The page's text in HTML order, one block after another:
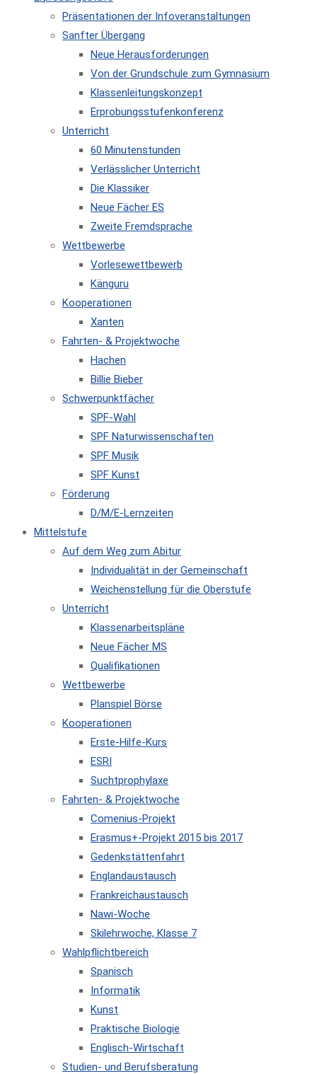
Präsentationen der Infoveranstaltungen
Sanfter Übergang
Neue Herausforderungen
Von der Grundschule zum Gymnasium
Klassenleitungskonzept
Erprobungsstufenkonferenz
Unterricht
60 Minutenstunden
Verlässlicher Unterricht
Die Klassiker
Neue Fächer ES
Zweite Fremdsprache
Wettbewerbe
Vorlesewettbewerb
Känguru
Kooperationen
Xanten
Fahrten- & Projektwoche
Hachen
Billie Bieber
Schwerpunktfächer
SPF-Wahl
SPF Naturwissenschaften
SPF Musik
SPF Kunst
Förderung
D/M/E-Lernzeiten
Mittelstufe
Auf dem Weg zum Abitur
Individualität in der Gemeinschaft
Weichenstellung für die Oberstufe
Unterricht
Klassenarbeitspläne
Neue Fächer MS
Qualifikationen
Wettbewerbe
Planspiel Börse
Kooperationen
Erste-Hilfe-Kurs
ESRI
Suchtprophylaxe
Fahrten- & Projektwoche
Comenius-Projekt
Erasmus+-Projekt 2015 bis 2017
Gedenkstättenfahrt
Englandaustausch
Frankreichaustausch
Nawi-Woche
Skilehrwoche, Klasse 7
Wahlpflichtbereich
Spanisch
Informatik
Kunst
Praktische Biologie
Englisch-Wirtschaft
Studien- und Berufsberatung